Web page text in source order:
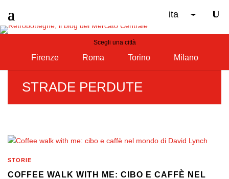
ita
Scegli una città
Firenze Roma Torino Milano
STRADE PERDUTE
STORIE
COFFEE WALK WITH ME: CIBO E CAFFÈ NEL